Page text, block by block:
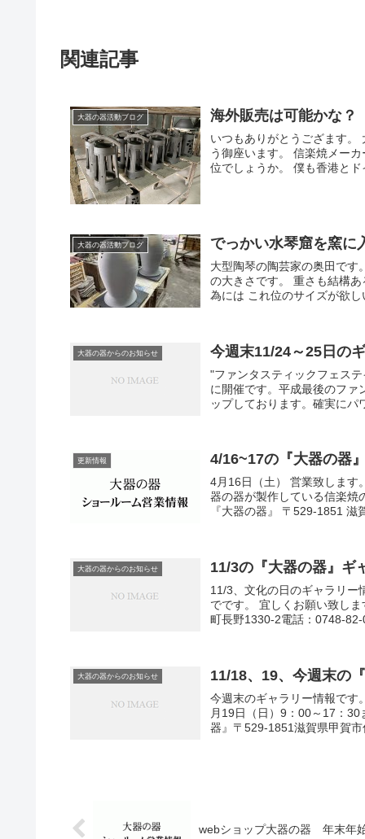
関連記事
大器の器活動ブログ 海外販売は可能かな？
いつもありがとうござます。
う御座います。 信楽焼メー
位でしょうか。 僕も香港と
大器の器活動ブログ でっかい水琴窟を窯に
大型陶琴の陶芸家の奥田です
の大きさです。 重さも結構
為には これ位のサイズが欲
大器の器からのお知らせ 今週末11/24～25日の
"ファンタスティックフェス
に開催です。平成最後のファ
ップしております。確実に
更新情報 4/16~17の『大器の器
4月16日（土） 営業致します
器の器が製作している信楽焼
『大器の器』 〒529-1851 滋
大器の器からのお知らせ 11/3の『大器の器』ギ
11/3、文化の日のギャラリー
でです。 宜しくお願い致し
町長野1330-2電話：0748-
大器の器からのお知らせ 11/18、19、今週末の
今週末のギャラリー情報で
月19日（日）9：00～17：
器』〒529-1851滋賀県甲賀
webショップ大器の器 年末年